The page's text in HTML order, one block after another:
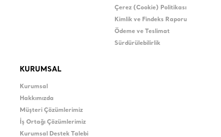
Çerez (Cookie) Politikası
Kimlik ve Findeks Raporu
Ödeme ve Teslimat
Sürdürülebilirlik
KURUMSAL
Kurumsal
Hakkımızda
Müşteri Çözümlerimiz
İş Ortağı Çözümlerimiz
Kurumsal Destek Talebi